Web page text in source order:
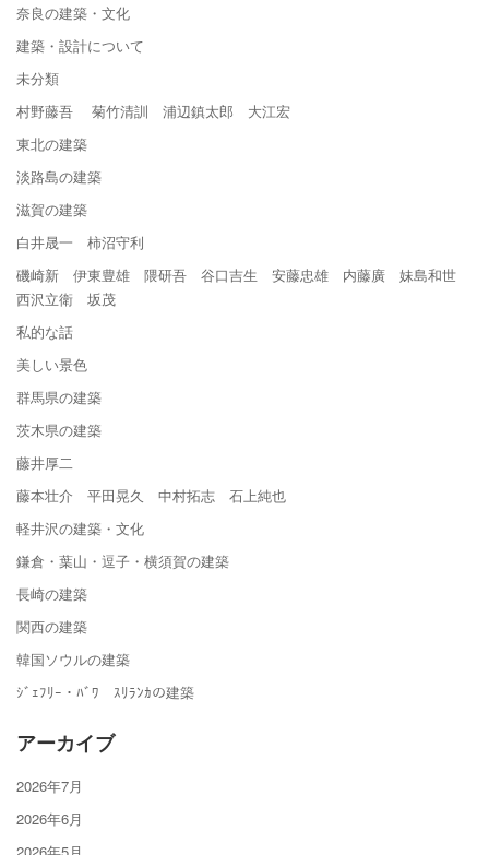
奈良の建築・文化
建築・設計について
未分類
村野藤吾 菊竹清訓 浦辺鎮太郎 大江宏
東北の建築
淡路島の建築
滋賀の建築
白井晟一 柿沼守利
磯崎新 伊東豊雄 隈研吾 谷口吉生 安藤忠雄 内藤廣 妹島和世
西沢立衛 坂茂
私的な話
美しい景色
群馬県の建築
茨木県の建築
藤井厚二
藤本壮介 平田晃久 中村拓志 石上純也
軽井沢の建築・文化
鎌倉・葉山・逗子・横須賀の建築
長崎の建築
関西の建築
韓国ソウルの建築
ｼﾞｪﾌﾘｰ・ﾊﾞﾜ ｽﾘﾗﾝｶの建築
アーカイブ
2026年7月
2026年6月
2026年5月